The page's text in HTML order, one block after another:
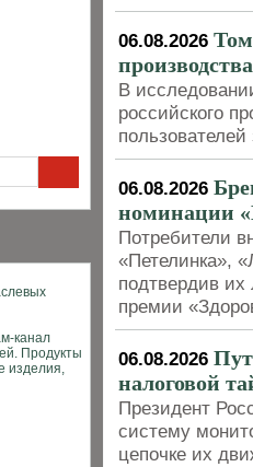
06.08.2026
В
российского
06.08.2026
номинации
Потребители
«Петелинка»,
подтвердив
премии
06.08.2026
налоговой
Президент
систему
цепочке их